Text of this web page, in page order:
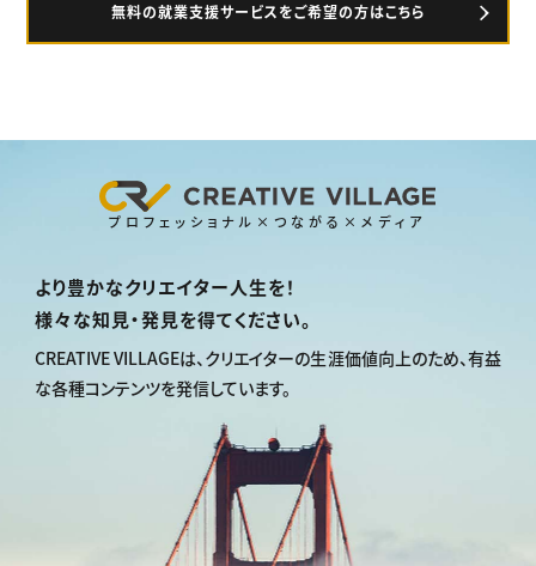
無料の就業支援サービスをご希望の方はこちら
プロフェッショナル×つながる×メディア
より豊かなクリエイター人生を！
様々な知見・発見を得てください。
CREATIVE VILLAGEは、クリエイターの生涯価値向上のため、有益
な各種コンテンツを発信しています。